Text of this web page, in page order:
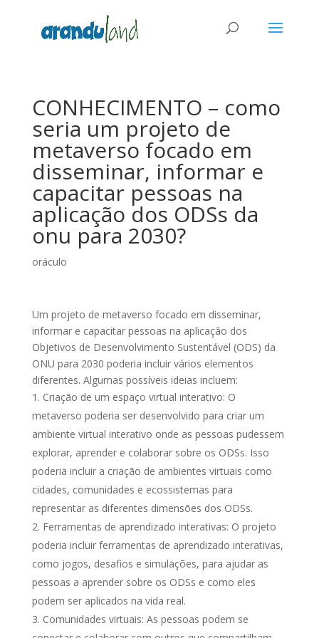
CONHECIMENTO – como
seria um projeto de
metaverso focado em
disseminar, informar e
capacitar pessoas na
aplicação dos ODSs da
onu para 2030?
oráculo
Um projeto de metaverso focado em disseminar,
informar e capacitar pessoas na aplicação dos
Objetivos de Desenvolvimento Sustentável (ODS) da
ONU para 2030 poderia incluir vários elementos
diferentes. Algumas possíveis ideias incluem:
Criação de um espaço virtual interativo: O
metaverso poderia ser desenvolvido para criar um
ambiente virtual interativo onde as pessoas pudessem
explorar, aprender e colaborar sobre os ODSs. Isso
poderia incluir a criação de ambientes virtuais como
cidades, comunidades e ecossistemas para
representar as diferentes dimensões dos ODSs.
Ferramentas de aprendizado interativas: O projeto
poderia incluir ferramentas de aprendizado interativas,
como jogos, desafios e simulações, para ajudar as
pessoas a aprender sobre os ODSs e como eles
podem ser aplicados na vida real.
Comunidades virtuais: As pessoas podem se